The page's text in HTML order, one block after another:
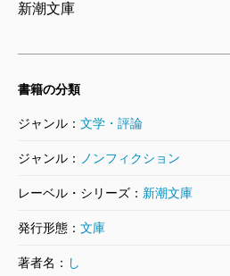
で、その存在をアピールして
す。
今回取り上げた七人の文豪
として、幅広く読まれてい
高校の教科書や副教材で作
文豪ナビ 芥川龍
2004/10/28
572円
新潮文庫
書籍の分類
ジャンル： 文学・評論
ジャンル： ノンフィクション
レーベル・シリーズ： 新潮文庫
発行形態： 文庫
著者名： し